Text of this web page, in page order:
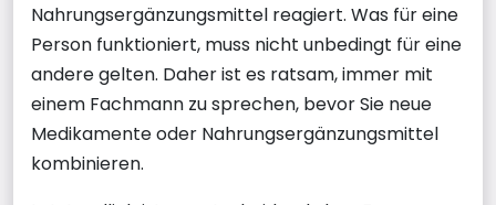
Nahrungsergänzungsmittel reagiert. Was für eine
Person funktioniert, muss nicht unbedingt für eine
andere gelten. Daher ist es ratsam, immer mit
einem Fachmann zu sprechen, bevor Sie neue
Medikamente oder Nahrungsergänzungsmittel
kombinieren.